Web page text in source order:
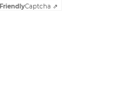
FriendlyCaptcha ⇗